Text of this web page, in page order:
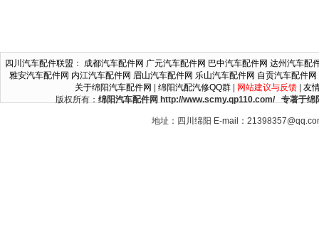
四川汽车配件联盟 ： 成都汽车配件网 广元汽车配件网 巴中汽车配件网 达州汽车配
雅安汽车配件网 内江汽车配件网 眉山汽车配件网 乐山汽车配件网 自贡汽车配件网
关于绵阳汽车配件网
绵阳汽配汽修QQ群| 网站建议与反馈| 友
版权所有： 绵阳汽车配件网 http://www.scmy.qp110.com/ 专著于绵
地址：四川绵阳 E-mail：